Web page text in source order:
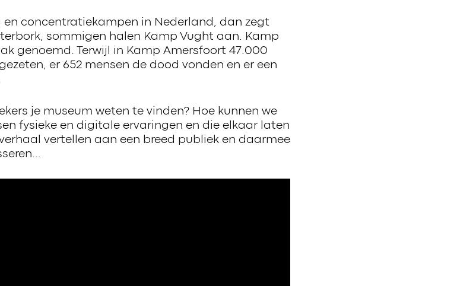
en concentratiekampen in Nederland, dan zegt
sommigen halen Kamp Vught aan. Kamp
genoemd. Terwijl in Kamp Amersfoort 47.000
er 652 mensen de dood vonden en er een
je museum weten te vinden? Hoe kunnen we
fysieke en digitale ervaringen en die elkaar laten
vertellen aan een breed publiek en daarmee